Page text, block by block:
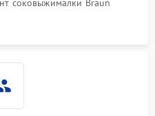
соковыжималки Braun